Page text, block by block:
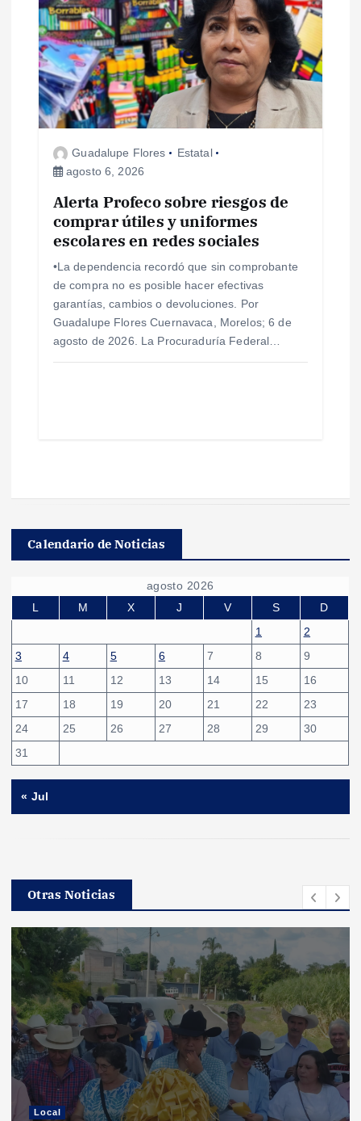
Guadalupe Flores
Estatal
agosto 6, 2026
Alerta Profeco sobre riesgos de
comprar útiles y uniformes
escolares en redes sociales
•La dependencia recordó que sin comprobante
de compra no es posible hacer efectivas
garantías, cambios o devoluciones. Por
Guadalupe Flores Cuernavaca, Morelos; 6 de
agosto de 2026. La Procuraduría Federal…
Calendario de Noticias
agosto 2026
L
M X J V S
D
1
2
3
4 5 6 7 8
9
10
11 12 13 14 15
16
17
18 19 20 21 22
23
24
25 26 27 28 29
30
31
« Jul
Otras Noticias
Local